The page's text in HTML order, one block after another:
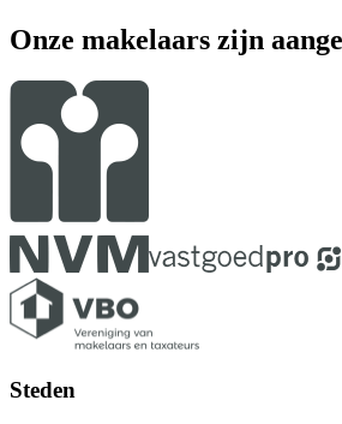
Onze makelaars zijn
Steden